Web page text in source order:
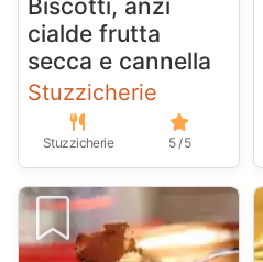
Biscotti, anzi
cialde frutta
secca e cannella
Stuzzicherie
Stuzzicherie 5 / 5